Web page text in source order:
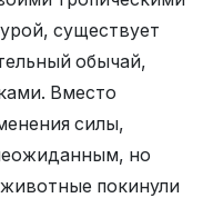
существует
обычай,
Вместо
силы,
но
покинули